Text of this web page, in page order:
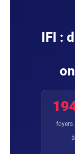
IFI :
foyers